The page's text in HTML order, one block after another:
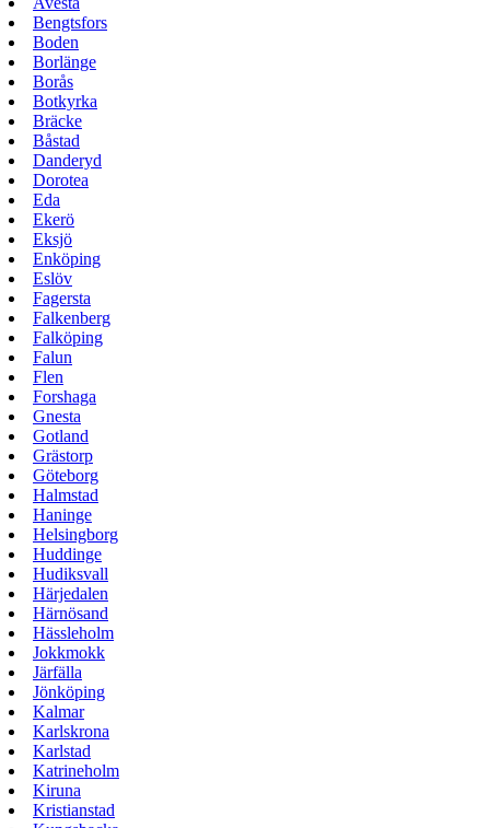
Bengtsfors
Boden
Borlänge
Borås
Botkyrka
Bräcke
Båstad
Danderyd
Dorotea
Eda
Ekerö
Eksjö
Enköping
Eslöv
Fagersta
Falkenberg
Falköping
Falun
Flen
Forshaga
Gnesta
Gotland
Grästorp
Göteborg
Halmstad
Haninge
Helsingborg
Huddinge
Hudiksvall
Härjedalen
Härnösand
Hässleholm
Jokkmokk
Järfälla
Jönköping
Kalmar
Karlskrona
Karlstad
Katrineholm
Kiruna
Kristianstad